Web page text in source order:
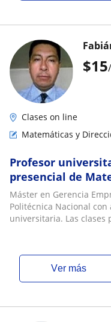
$15
Clases on line
Matemáticas y
Profesor
presencial de
Estadística,
Máster en Gerencia
Politécnica Nacional
universitaria. Las clases
ver más